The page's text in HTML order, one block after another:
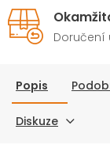
Doručení
Popis
Diskuze